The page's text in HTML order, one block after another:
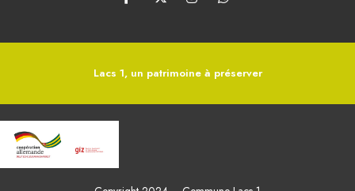
Lacs 1, un patrimoine à préserver